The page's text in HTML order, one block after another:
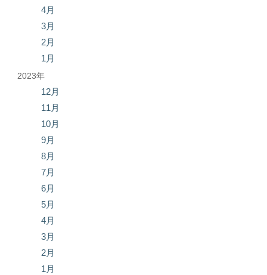
4月
3月
2月
1月
2023年
12月
11月
10月
9月
8月
7月
6月
5月
4月
3月
2月
1月